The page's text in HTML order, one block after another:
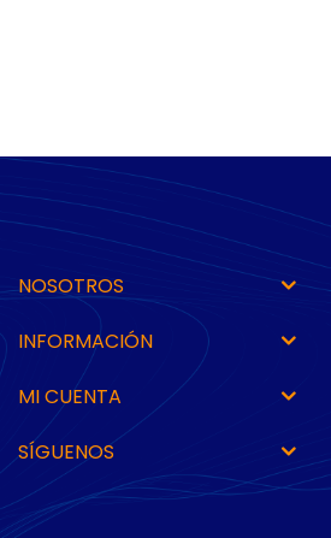
NOSOTROS
INFORMACIÓN
MI CUENTA
SÍGUENOS